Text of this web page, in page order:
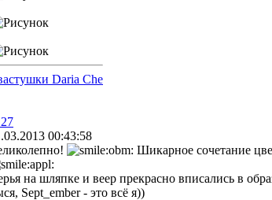
Daria Che
00:43:58
Шикарное сочетание
на шляпке и веер прекрасно вписались в
Sept_ember - это всё я))